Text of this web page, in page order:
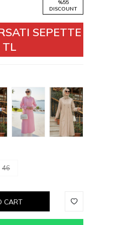
%55
DISCOUNT
SEPETTE
TL
46
CART